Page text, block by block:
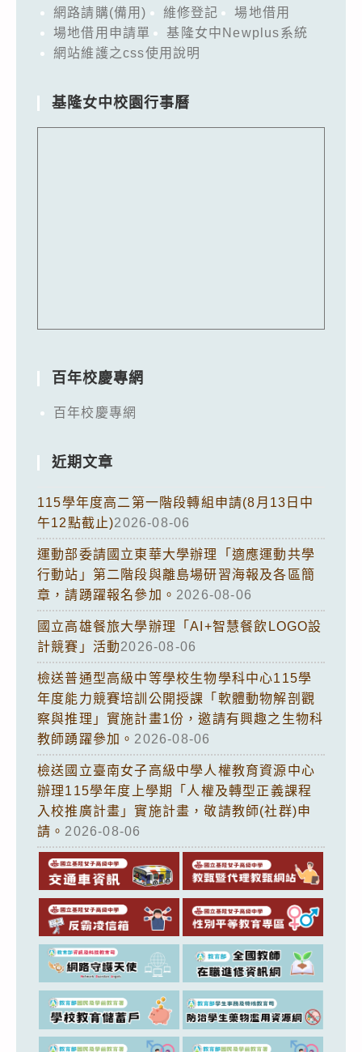
網路請購(備用)
維修登記
場地借用
場地借用申請單
基隆女中Newplus系統
網站維護之css使用說明
基隆女中校園行事曆
百年校慶專網
百年校慶專網
近期文章
115學年度高二第一階段轉組申請(8月13日中
午12點截止)2026-08-06
運動部委請國立東華大學辦理「適應運動共學
行動站」第二階段與離島場研習海報及各區簡
章，請踴躍報名參加。 2026-08-06
國立高雄餐旅大學辦理「AI+智慧餐飲LOGO設
計競賽」活動2026-08-06
檢送普通型高級中等學校生物學科中心115學
年度能力競賽培訓公開授課「軟體動物解剖觀
察與推理」實施計畫1份，邀請有興趣之生物科
教師踴躍參加。 2026-08-06
檢送國立臺南女子高級中學人權教育資源中心
辦理115學年度上學期「人權及轉型正義課程
入校推廣計畫」實施計畫，敬請教師(社群)申
請。 2026-08-06